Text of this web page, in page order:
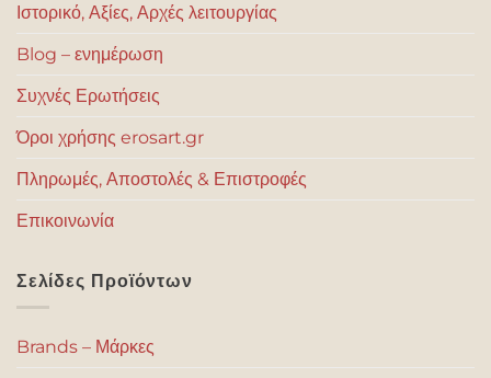
Ιστορικό, Αξίες, Αρχές λειτουργίας
Blog – ενημέρωση
Συχνές Ερωτήσεις
Όροι χρήσης erosart.gr
Πληρωμές, Αποστολές & Επιστροφές
Επικοινωνία
Σελίδες Προϊόντων
Brands – Μάρκες